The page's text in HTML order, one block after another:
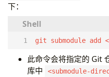
下：
git submodule add
此命令会将指定的 Git
库中
<submodule-